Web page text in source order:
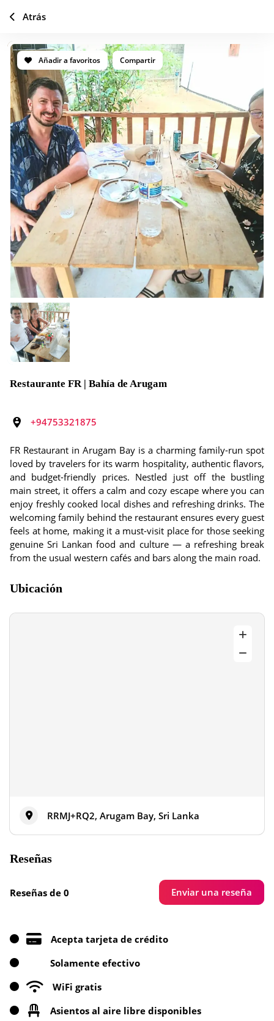
Añadir a favoritos Compartir
Restaurante FR | Bahía de Arugam
+94753321875
FR Restaurant in Arugam Bay is a charming family-run spot
loved by travelers for its warm hospitality, authentic flavors,
and budget-friendly prices. Nestled just off the bustling
main street, it offers a calm and cozy escape where you can
enjoy freshly cooked local dishes and refreshing drinks. The
welcoming family behind the restaurant ensures every guest
feels at home, making it a must-visit place for those seeking
genuine Sri Lankan food and culture — a refreshing break
from the usual western cafés and bars along the main road.
Ubicación
RRMJ+RQ2, Arugam Bay, Sri Lanka
Reseñas
Reseñas de 0 Enviar una reseña
Acepta tarjeta de crédito
Solamente efectivo
WiFi gratis
Asientos al aire libre disponibles
Atrás